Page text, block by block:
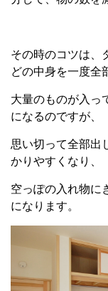
その時のコツは、
どの中身を一度全
大量のものが入っ
になるのですが、
思い切って全部出
かりやすくなり、
空っぽの入れ物に
になります。